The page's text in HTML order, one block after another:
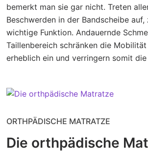
bemerkt man sie gar nicht. Treten
Beschwerden in der Bandscheibe
wichtige Funktion. Andauernde
Taillenbereich schränken die
erheblich ein und verringern somit
ORTHPÄDISCHE MATRATZE
Die orthpädische